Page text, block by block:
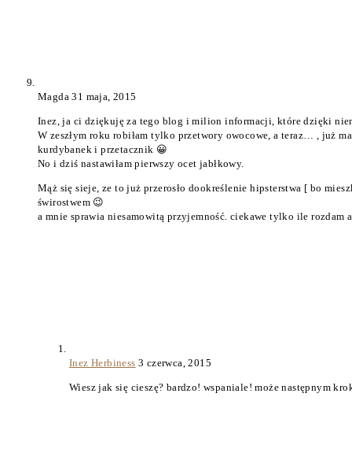
Magda31 maja, 2015
Inez, ja ci dziękuję za tego blog i milion informacji, które dzięki
W zeszłym roku robiłam tylko przetwory owocowe, a teraz… , już
kurdybanek i przetacznik 😀
No i dziś nastawiłam pierwszy ocet jabłkowy.
Mąż się sieje, ze to już przerosło dookreślenie hipsterstwa [ bo
świrostwem 😉
a mnie sprawia niesamowitą przyjemność. ciekawe tylko ile
Inez Herbiness 3 czerwca, 2015
Wiesz jak się cieszę? bardzo! wspaniale! może następnym